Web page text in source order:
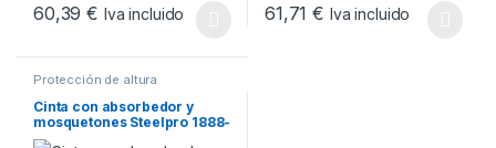
60,39€ Iva incluido
61,71€ Iva incluido
Protección de altura
Cinta con absorbedor y
mosquetones Steelpro 1888-
ACI